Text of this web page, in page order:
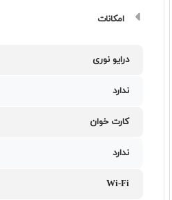
امکانات
درایو نوری
ندارد
کارت خوان
ندارد
Wi-Fi